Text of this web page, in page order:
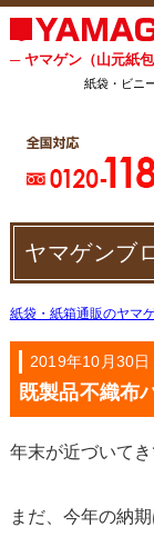
─ ヤマゲン（山元紙
紙袋・ビニ
ヤマゲンブ
紙袋・紙箱通販のヤマ
2019年10月30日
既製品不織布
年末が近づいて
まだ、今年の納